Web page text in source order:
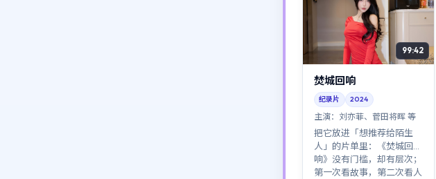
99:42
焚城回响
纪录片 2024
主演： 刘亦菲、菅田将晖 等
把它放进「想推荐给陌生
人」的片单里：《焚城回
响》没有门槛，却有层次；
第一次看故事，第二次看人